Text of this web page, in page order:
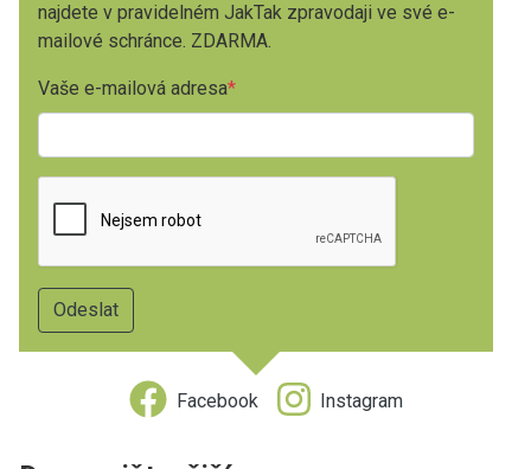
najdete v pravidelném JakTak zpravodaji ve své e-
mailové schránce. ZDARMA.
Vaše e-mailová adresa
Facebook Instagram